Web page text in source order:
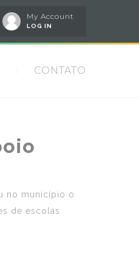
My Account
LOG IN
CONTATO
no município o
de escolas